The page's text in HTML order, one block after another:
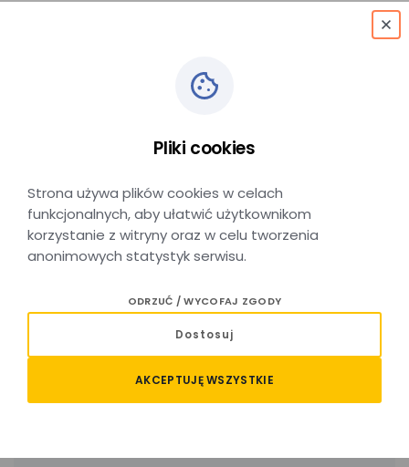
Wsparcie
niepełnosprawnych
Skontaktuj się z obsługą klienta
Wypełnij formularz
Pliki cookies
Strona używa plików cookies w celach
funkcjonalnych, aby ułatwić użytkownikom
korzystanie z witryny oraz w celu tworzenia
anonimowych statystyk serwisu.
ODRZUĆ / WYCOFAJ ZGODY
Dostosuj
AKCEPTUJĘ WSZYSTKIE